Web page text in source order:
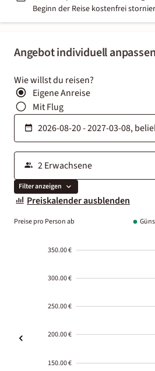
Angebot individuell anpassen
Wie willst du reisen?
Eigene Anreise
Mit Flug
Filter anzeigen
Preiskalender ausblenden
Preise pro Person ab
350.00 €
300.00 €
250.00 €
200.00 €
150.00 €
Beginn der Reise kostenfrei